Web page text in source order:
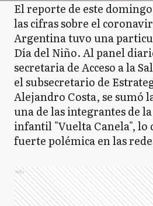
El reporte de este
las cifras sobre el
Argentina tuvo una
Día del Niño. Al panel
secretaria de Acceso a la
el subsecretario de
Alejandro Costa, se sumó
una de las integrantes de
infantil "Vuelta Canela", lo
fuerte polémica en las
Ads